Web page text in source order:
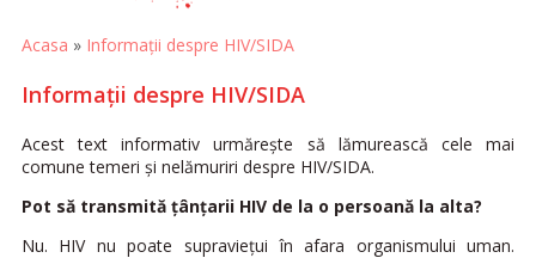
Acasa » Informații despre HIV/SIDA
Informații despre HIV/SIDA
Acest text informativ urmăreşte să lămurească cele mai
comune temeri şi nelămuriri despre HIV/SIDA.
Pot să transmită ţânţarii HIV de la o persoană la alta?
Nu. HIV nu poate supravieţui în afara organismului uman.